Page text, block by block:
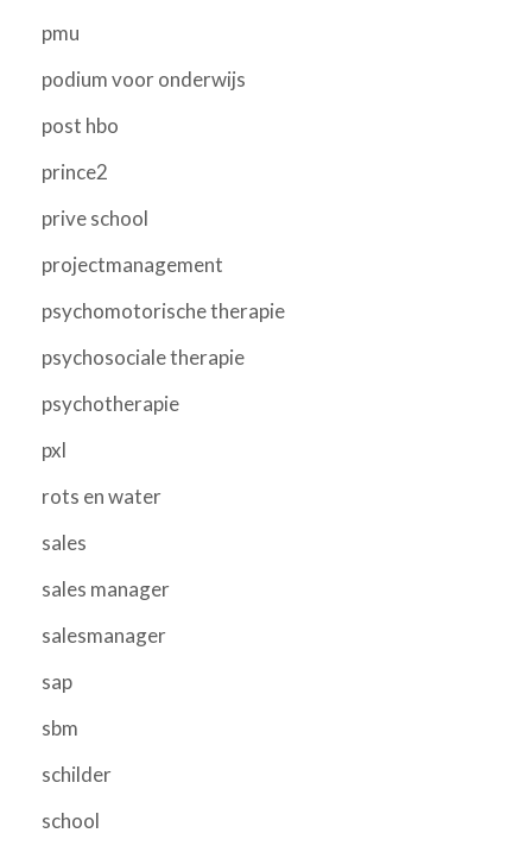
pmu
podium voor onderwijs
post hbo
prince2
prive school
projectmanagement
psychomotorische therapie
psychosociale therapie
psychotherapie
pxl
rots en water
sales
sales manager
salesmanager
sap
sbm
schilder
school